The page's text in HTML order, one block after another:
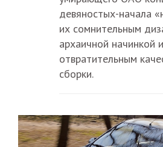
девяностых-начала
их сомнительным
архаичной начинкой и
отвратительным
сборки.